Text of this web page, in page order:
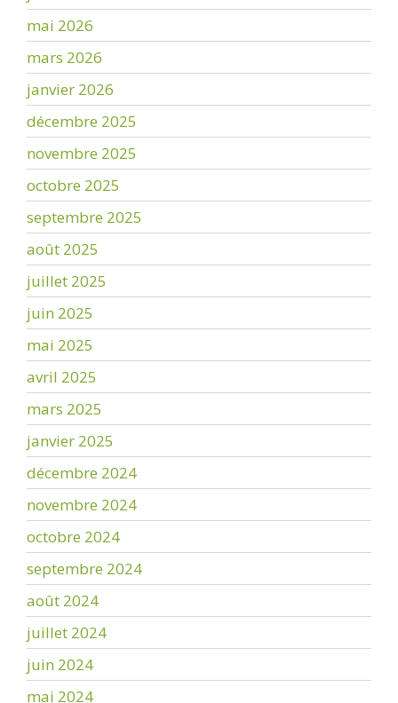
mai 2026
mars 2026
janvier 2026
décembre 2025
novembre 2025
octobre 2025
septembre 2025
août 2025
juillet 2025
juin 2025
mai 2025
avril 2025
mars 2025
janvier 2025
décembre 2024
novembre 2024
octobre 2024
septembre 2024
août 2024
juillet 2024
juin 2024
mai 2024